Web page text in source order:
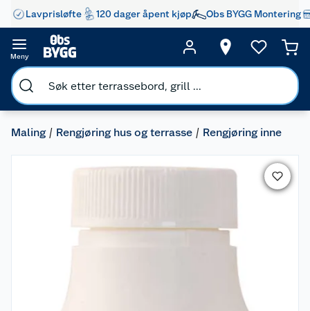
Lavprisløfte 120 dager åpent kjøp Obs BYGG Montering
Meny
Maling Rengjøring hus og terrasse Rengjøring inne